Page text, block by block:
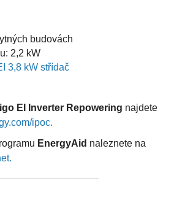
budovách
2,2 kW
3,8 kW střídač
EI Inverter Repowering najdete
ipoc.
EnergyAid naleznete na